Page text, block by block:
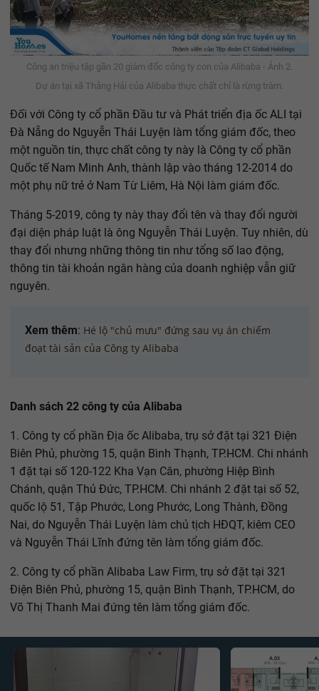
Công an triệu tập gần 20 giám đốc công ty con của Alibaba - Ảnh 2.
Dự án tại xã Thắng Hải của Alibaba thực chất chỉ là rừng tràm.
Đối với Công ty cổ phần Đầu tư và Phát triển địa ốc ALI tại
Đà Nẵng do Nguyễn Thái Luyện làm tổng giám đốc, theo
một nguồn tin, thực chất công ty này là Công ty cổ phần
Quốc tế Nam Minh Anh, thành lập vào tháng 12-2014 do
một phụ nữ trẻ ở Nam Từ Liêm, Hà Nội làm giám đốc.
Tháng 5-2019, công ty này thay đổi tên và thay đổi người
đại diện pháp luật là ông Nguyễn Thái Luyện. Tuy nhiên, dù
thay đổi nhưng những thông tin như tổng số lao động,
thông tin tài khoản ngân hàng của doanh nghiệp vẫn giữ
nguyên.
Xem thêm: Hé lộ "chủ mưu" đứng sau vụ án chiếm
đoạt tài sản của Công ty Alibaba
Danh sách 22 công ty của Alibaba
1. Công ty cổ phần Địa ốc Alibaba, trụ sở đặt tại 321 Điện
Biên Phủ, phường 15, quận Bình Thạnh, TP.HCM. Chi nhánh
1 đặt tại số 120-122 Kha Vạn Cân, phường Hiệp Bình
Chánh, quận Thủ Đức, TP.HCM. Chi nhánh 2 đặt tại số 52,
quốc lộ 51, Tập Phước, Long Phước, Long Thành, Đồng
Nai, do Nguyễn Thái Luyện làm chủ tịch HĐQT, kiêm CEO
và Nguyễn Thái Lĩnh đứng tên làm tổng giám đốc.
2. Công ty cổ phần Alibaba Law Firm, trụ sở đặt tại 321
Điện Biên Phủ, phường 15, quận Bình Thạnh, TP.HCM, do
Võ Thị Thanh Mai đứng tên làm tổng giám đốc.